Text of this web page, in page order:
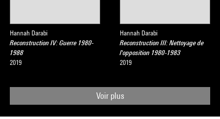
Hannah Darabi
Reconstruction IV: Guerre 1980-
1988
2019
Hannah Darabi
Reconstruction III: Nettoyage de
l'opposition 1980-1983
2019
Voir plus